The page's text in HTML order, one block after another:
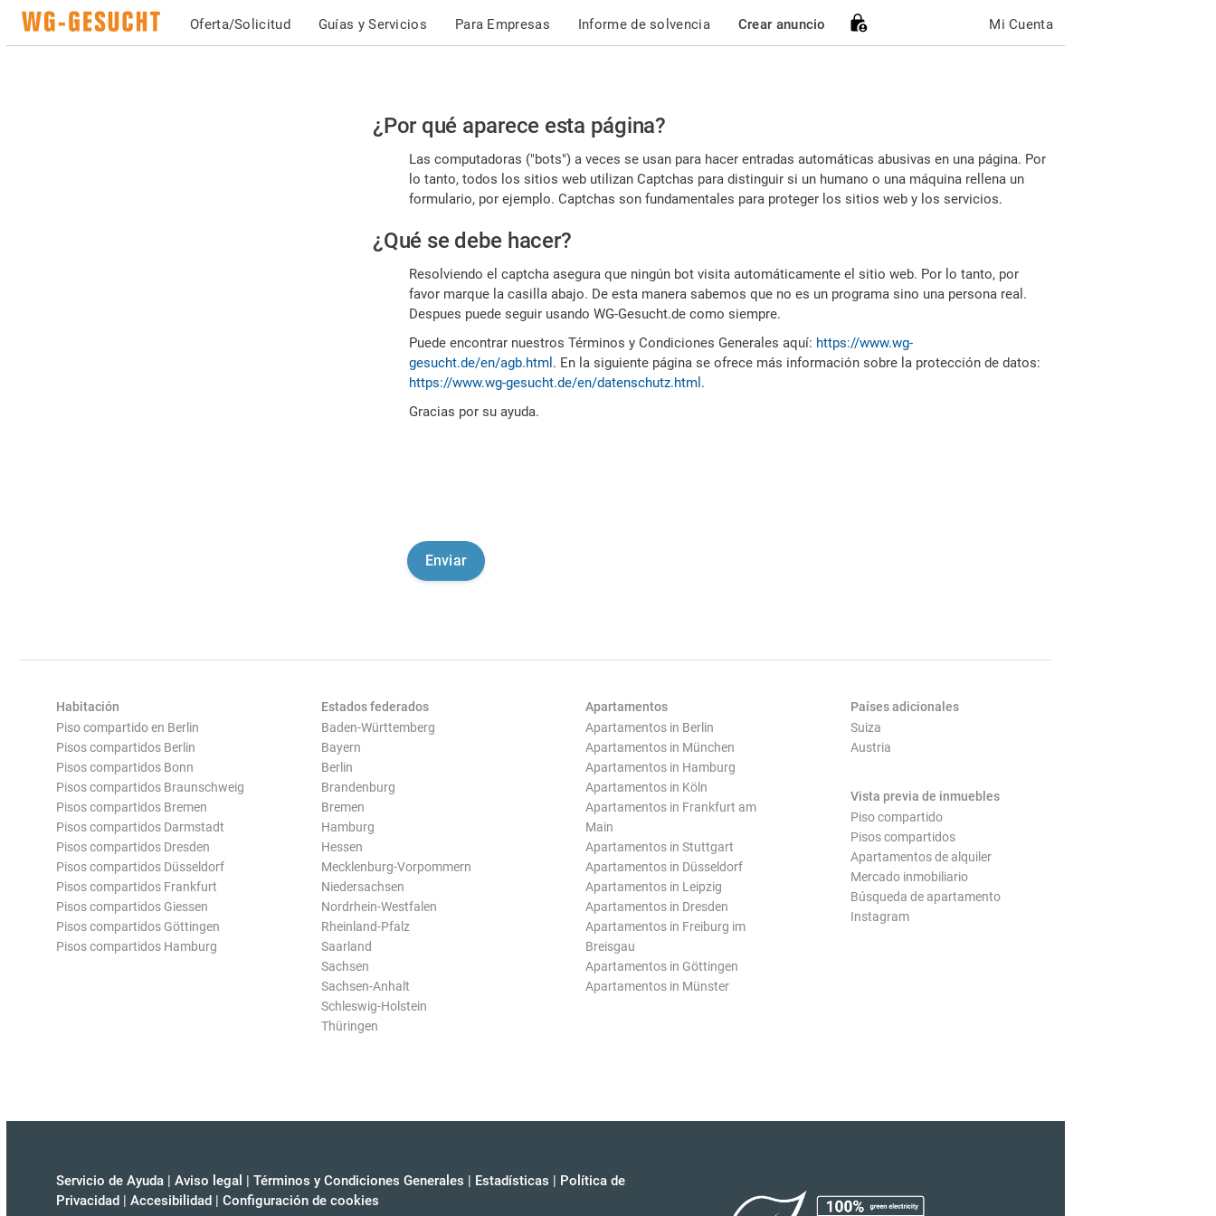
Oferta/Solicitud Guías y Servicios Para Empresas Informe de solvencia Crear anuncio Mi Cuenta
Por
favor,
confirme
es
humano
¿Por qué aparece esta página?
Las computadoras ("bots") a veces se usan para hacer entradas automáticas abusivas en una página. Por
lo tanto, todos los sitios web utilizan Captchas para distinguir si un humano o una máquina rellena un
formulario, por ejemplo. Captchas son fundamentales para proteger los sitios web y los servicios.
¿Qué se debe hacer?
Resolviendo el captcha asegura que ningún bot visita automáticamente el sitio web. Por lo tanto, por
favor marque la casilla abajo. De esta manera sabemos que no es un programa sino una persona real.
Despues puede seguir usando WG-Gesucht.de como siempre.
Puede encontrar nuestros Términos y Condiciones Generales aquí: https://www.wg-
gesucht.de/en/agb.html . En la siguiente página se ofrece más información sobre la protección de datos:
https://www.wg-gesucht.de/en/datenschutz.html .
Gracias por su ayuda.
Habitación
Piso compartido en Berlin
Pisos compartidos Berlin
Pisos compartidos Bonn
Pisos compartidos Braunschweig
Pisos compartidos Bremen
Pisos compartidos Darmstadt
Pisos compartidos Dresden
Pisos compartidos Düsseldorf
Pisos compartidos Frankfurt
Pisos compartidos Giessen
Pisos compartidos Göttingen
Pisos compartidos Hamburg
Estados federados
Baden-Württemberg
Bayern
Berlin
Brandenburg
Bremen
Hamburg
Hessen
Mecklenburg-Vorpommern
Niedersachsen
Nordrhein-Westfalen
Rheinland-Pfalz
Saarland
Sachsen
Sachsen-Anhalt
Schleswig-Holstein
Thüringen
Apartamentos
Apartamentos in Berlin
Apartamentos in München
Apartamentos in Hamburg
Apartamentos in Köln
Apartamentos in Frankfurt am
Main
Apartamentos in Stuttgart
Apartamentos in Düsseldorf
Apartamentos in Leipzig
Apartamentos in Dresden
Apartamentos in Freiburg im
Breisgau
Apartamentos in Göttingen
Apartamentos in Münster
Países adicionales
Suiza
Austria
Vista previa de inmuebles
Piso compartido
Pisos compartidos
Apartamentos de alquiler
Mercado inmobiliario
Búsqueda de apartamento
Instagram
Servicio de Ayuda | Aviso legal | Términos y Condiciones Generales | Estadísticas | Política de
Privacidad | Accesibilidad | Configuración de cookies